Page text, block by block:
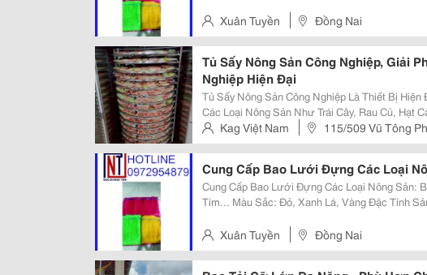
Xuân Tuyền Đồng Nai
Tủ Sấy Nông Sản Công Nghiệp, Giải
Nghiệp Hiện Đại
Tủ Sấy Nông Sản Công Nghiệp Là Thiết Bị
Các Loại Nông Sản Như Trái Cây, Rau Củ, Hạt
Kéo Dài Thời Gian Bảo Quản, Giữ Được Hương
Sấy Nông Sản Công Nghiệp Phù...
Kag Việt Nam
115/509 Vũ Tông
Đình, Quận Thanh Xuân, Tp Hà Nội.
Cung Cấp Bao Lưới Đựng Các Loại
Cung Cấp Bao Lưới Đựng Các Loại Nông Sản:
Tím... Màu Sắc: Đỏ, Xanh Lá, Vàng Đặc Tính Sản Phẩm: Bền, Chắc, Đẹp, Bảo
Cấp Số Lượng Tối Thiểu Giao...
Xuân Tuyền Đồng Nai